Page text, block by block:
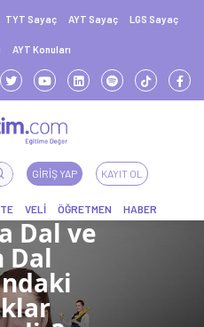
TYT Sayaç AYT Sayaç LGS Sayaç
AYT Konuları
GIRIŞ YAP KAYIT OL
Dal ve
Dal